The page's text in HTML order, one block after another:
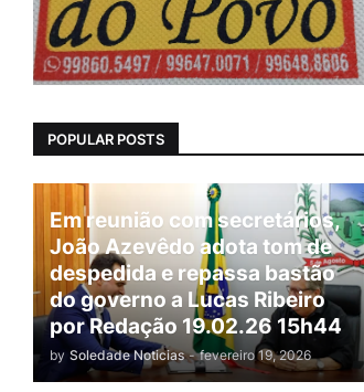
POPULAR POSTS
Em reunião com secretários,
João Azevêdo adota tom de
despedida e repassa bastão
do governo a Lucas Ribeiro
por Redação 19.02.26 15h44
by Soledade Noticias - fevereiro 19, 2026